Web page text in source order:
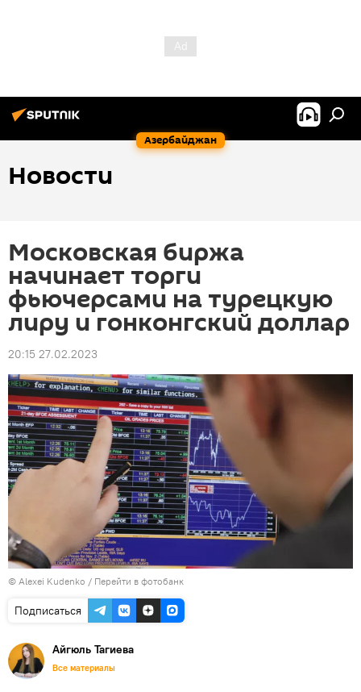
Азербайджан
Новости
Московская биржа
начинает торги
фьючерсами на турецкую
лиру и гонконгский доллар
20:15 27.02.2023
© Alexei Kudenko / Перейти в фотобанк
Подписаться
Айгюль Тагиева
Все материалы